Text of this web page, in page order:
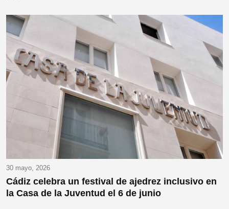
30 mayo, 2026
Cádiz celebra un festival de ajedrez inclusivo en
la Casa de la Juventud el 6 de junio